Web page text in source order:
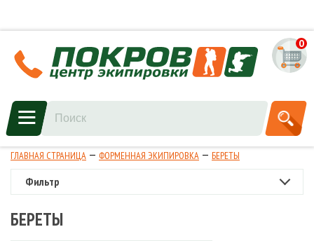
0
ГЛАВНАЯ СТРАНИЦА ФОРМЕННАЯ ЭКИПИРОВКА БЕРЕТЫ
Фильтр
БЕРЕТЫ